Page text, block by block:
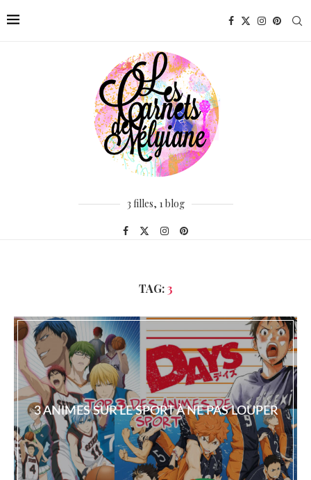
3 filles, 1 blog
TAG:3
3 ANIMES SUR LE SPORT À NE PAS LOUPER